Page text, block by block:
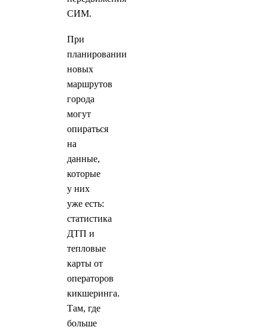
СИМ.
При
планировании
новых
маршрутов
города
могут
опираться
на
данные,
которые
у них
уже есть:
статистика
ДТП и
тепловые
карты от
операторов
кикшеринга.
Там, где
больше